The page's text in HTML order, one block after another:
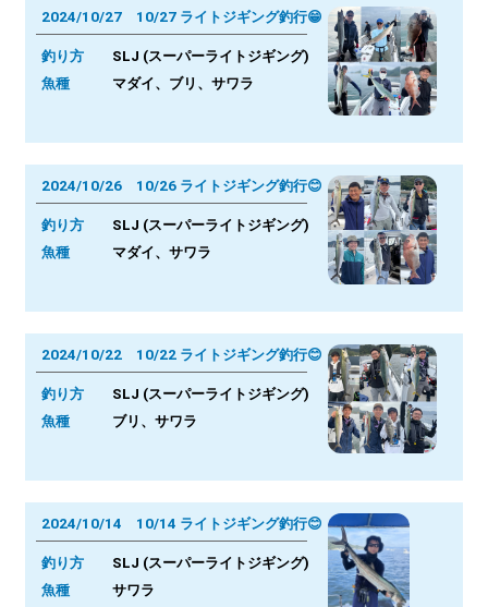
2024/10/27 10/27 ライトジギング釣行😁
釣り方 SLJ (スーパーライトジギング)
魚種 マダイ、ブリ、サワラ
2024/10/26 10/26 ライトジギング釣行😊
釣り方 SLJ (スーパーライトジギング)
魚種 マダイ、サワラ
2024/10/22 10/22 ライトジギング釣行😊
釣り方 SLJ (スーパーライトジギング)
魚種 ブリ、サワラ
2024/10/14 10/14 ライトジギング釣行😊
釣り方 SLJ (スーパーライトジギング)
魚種 サワラ